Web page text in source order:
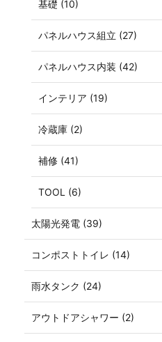
基礎 (10)
パネルハウス組立 (27)
パネルハウス内装 (42)
インテリア (19)
冷蔵庫 (2)
補修 (41)
TOOL (6)
太陽光発電 (39)
コンポストトイレ (14)
雨水タンク (24)
アウトドアシャワー (2)